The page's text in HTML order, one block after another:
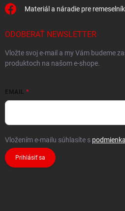
Materiál a náradie pre
ODOBERAŤ NEWSLETTER
Vložte svoj e-mail a my Vám budeme
produktoch na našom e-shope.
EMAIL
Vložením e-mailu súhlasíte s
Prihlásiť sa